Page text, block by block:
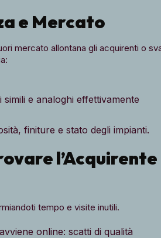
e Mercato
mercato allontana gli acquirenti o
e analoghi effettivamente
finiture e stato degli impianti.
l’Acquirente
tempo e visite inutili.
online: scatti di qualità